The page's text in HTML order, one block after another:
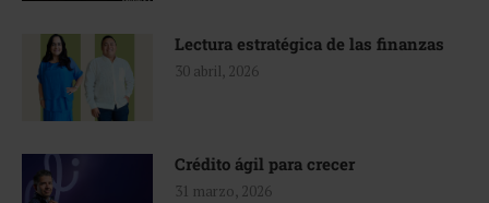
Lectura estratégica de las finanzas
30 abril, 2026
Crédito ágil para crecer
31 marzo, 2026